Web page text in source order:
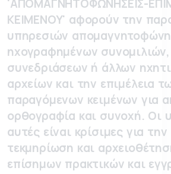
'ΑΠΟΜΑΓΝΗΤΟΦΩΝΗΣΕΙΣ-
ΚΕΙΜΕΝΟΥ' αφορούν την
υπηρεσιών
ηχογραφημένων συνομιλιών,
συνεδριάσεων ή άλλων
αρχείων και την επιμέλεια
παραγόμενων κειμένων για
ορθογραφία και συνοχή. Οι
αυτές είναι κρίσιμες για την
τεκμηρίωση και
επίσημων πρακτικών και